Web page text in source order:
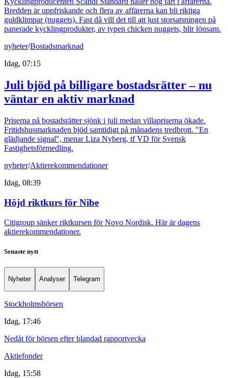
Bredden är uppfriskande och flera av affärerna kan bli riktiga
guldklimpar (nuggets). Fast då vill det till att just storsatsningen på
panerade kycklingprodukter, av typen chicken nuggets, blir lönsam.
nyheter/Bostadsmarknad
Idag, 07:15
Juli bjöd på billigare bostadsrätter – nu
väntar en aktiv marknad
Priserna på bostadsrätter sjönk i juli medan villapriserna ökade.
Fritidshusmarknaden bjöd samtidigt på månadens tredbrott. "En
glädjande signal", menar Liza Nyberg, tf VD för Svensk
Fastighetsförmedling.
nyheter/Aktierekommendationer
Idag, 08:39
Höjd riktkurs för Nibe
Citigroup sänker riktkursen för Novo Nordisk. Här är dagens
aktierekommendationer.
Senaste nytt
Nyheter Analyser Telegram
Stockholmsbörsen
Idag, 17:46
Nedåt för börsen efter blandad rapportvecka
Aktiefonder
Idag, 15:58